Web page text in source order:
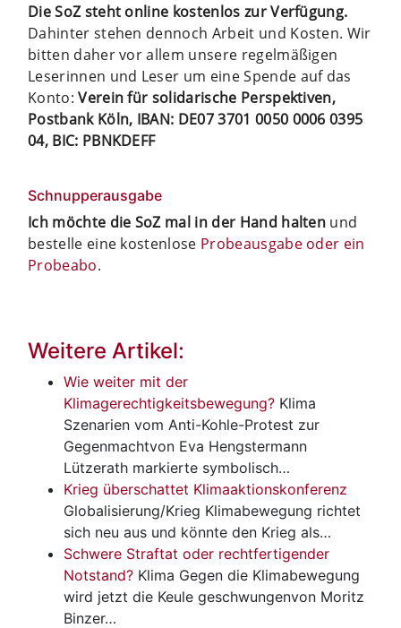
Die SoZ steht online kostenlos zur Verfügung.
Dahinter stehen dennoch Arbeit und Kosten. Wir
bitten daher vor allem unsere regelmäßigen
Leserinnen und Leser um eine Spende auf das
Konto:Verein für solidarische Perspektiven,
Postbank Köln, IBAN: DE07 3701 0050 0006 0395
04, BIC: PBNKDEFF
Schnupperausgabe
Ich möchte die SoZ mal in der Hand halten und
bestelle eine kostenlose Probeausgabe oder ein
Probeabo.
Weitere Artikel:
Wie weiter mit der
Klimagerechtigkeitsbewegung? Klima
Szenarien vom Anti-Kohle-Protest zur
Gegenmachtvon Eva Hengstermann
Lützerath markierte symbolisch…
Krieg überschattet Klimaaktionskonferenz
Globalisierung/Krieg Klimabewegung richtet
sich neu aus und könnte den Krieg als…
Schwere Straftat oder rechtfertigender
Notstand? Klima Gegen die Klimabewegung
wird jetzt die Keule geschwungenvon Moritz
Binzer…